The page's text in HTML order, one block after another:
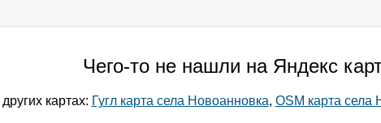
Чего-то не нашли на Яндекс
картах: Гугл карта села Новоанновка, OSM карта